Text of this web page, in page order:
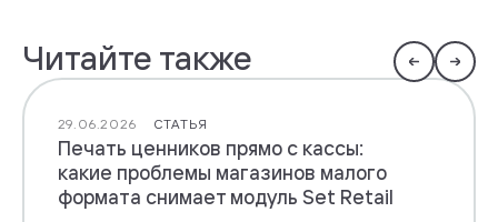
Читайте также
29.06.2026 СТАТЬЯ
Печать ценников прямо с кассы:
какие проблемы магазинов малого
формата снимает модуль Set Retail